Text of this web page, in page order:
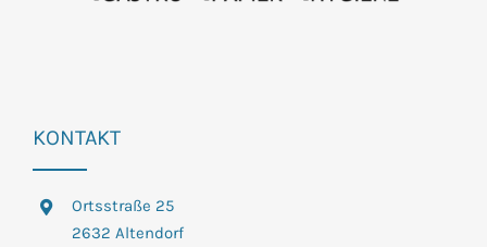
KONTAKT
Ortsstraße 25
2632 Altendorf